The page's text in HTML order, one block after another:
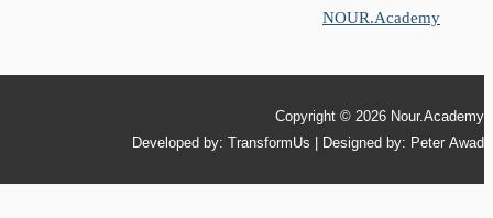
NOUR.Academy
Copyright © 2026Nour.Academy
Developed by: TransformUs | Designed by: Peter Awad